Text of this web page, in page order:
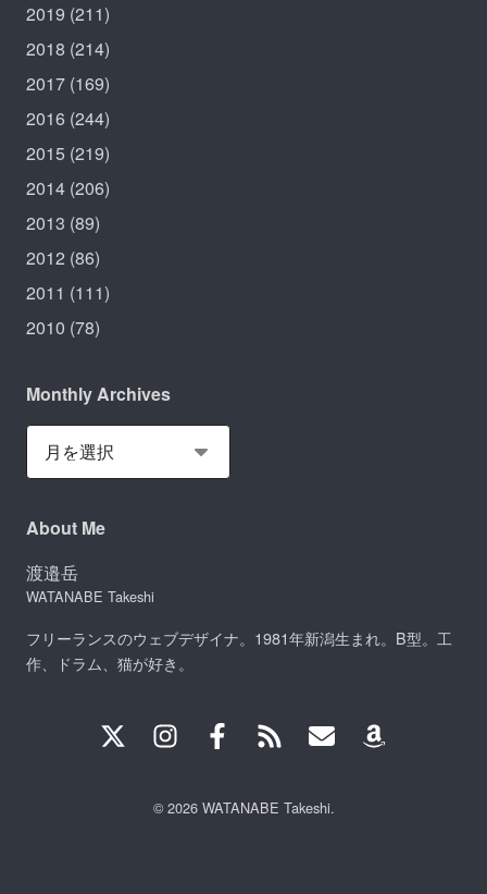
2019 (211)
2018 (214)
2017 (169)
2016 (244)
2015 (219)
2014 (206)
2013 (89)
2012 (86)
2011 (111)
2010 (78)
Monthly Archives
About Me
渡邉岳
WATANABE Takeshi
フリーランスのウェブデザイナ。1981年新潟生まれ。B型。工
作、ドラム、猫が好き。
© 2026 WATANABE Takeshi.